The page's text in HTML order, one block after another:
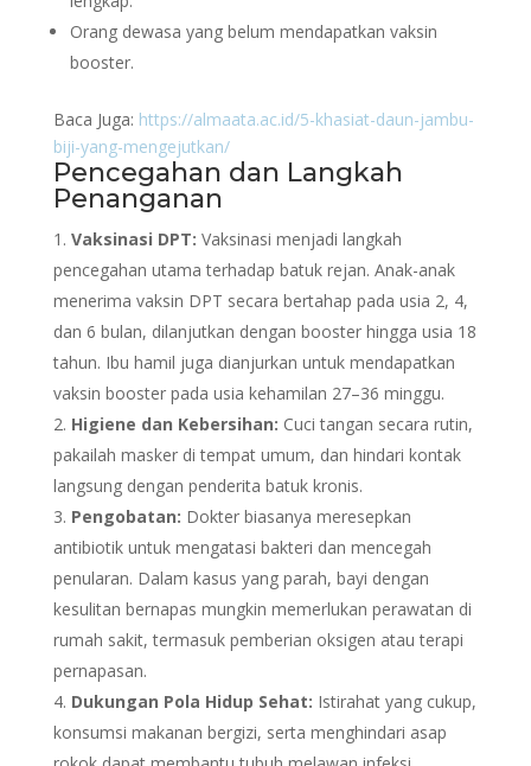
Orang dewasa yang belum mendapatkan vaksin
booster.
Baca Juga: https://almaata.ac.id/5-khasiat-daun-jambu-
biji-yang-mengejutkan/
Pencegahan dan Langkah
Penanganan
Vaksinasi DPT: Vaksinasi menjadi langkah
pencegahan utama terhadap batuk rejan. Anak-anak
menerima vaksin DPT secara bertahap pada usia 2, 4,
dan 6 bulan, dilanjutkan dengan booster hingga usia 18
tahun. Ibu hamil juga dianjurkan untuk mendapatkan
vaksin booster pada usia kehamilan 27–36 minggu.
Higiene dan Kebersihan: Cuci tangan secara rutin,
pakailah masker di tempat umum, dan hindari kontak
langsung dengan penderita batuk kronis.
Pengobatan: Dokter biasanya meresepkan
antibiotik untuk mengatasi bakteri dan mencegah
penularan. Dalam kasus yang parah, bayi dengan
kesulitan bernapas mungkin memerlukan perawatan di
rumah sakit, termasuk pemberian oksigen atau terapi
pernapasan.
Dukungan Pola Hidup Sehat: Istirahat yang cukup,
konsumsi makanan bergizi, serta menghindari asap